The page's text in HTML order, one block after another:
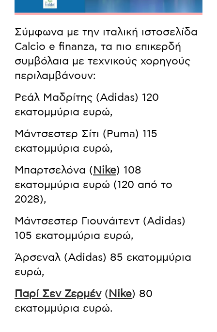
Σύμφωνα με την ιταλική ιστοσελίδα
Calcio e finanza, τα πιο επικερδή
συμβόλαια με τεχνικούς χορηγούς
περιλαμβάνουν:
Ρεάλ Μαδρίτης (Adidas) 120
εκατομμύρια ευρώ,
Μάντσεστερ Σίτι (Puma) 115
εκατομμύρια ευρώ,
Μπαρτσελόνα ( Nike) 108
εκατομμύρια ευρώ (120 από το
2028),
Μάντσεστερ Γιουνάιτεντ (Adidas)
105 εκατομμύρια ευρώ,
Άρσεναλ (Adidas) 85 εκατομμύρια
ευρώ,
Παρί Σεν Ζερμέν( Nike) 80
εκατομμύρια ευρώ.